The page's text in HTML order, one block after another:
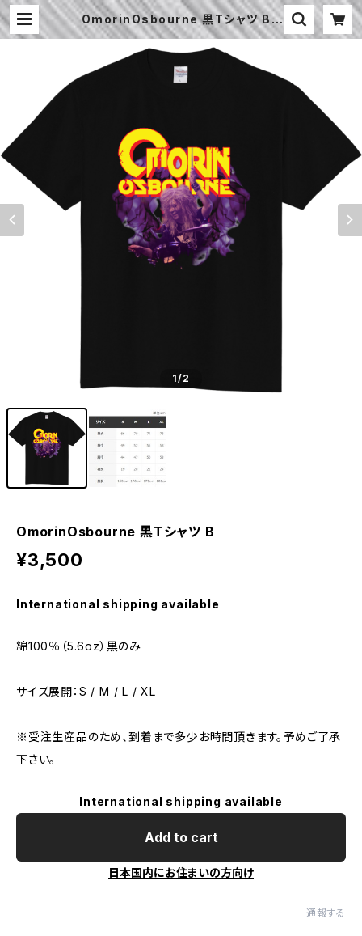
OmorinOsbourne 黒Tシャツ B |
LIVE HOUSE CRESCENDO
1/2
OmorinOsbourne 黒Tシャツ B
¥3,500
International shipping available
綿100％（5.6oz）黒のみ
サイズ展開：S / M / L / XL
※受注生産品のため、到着まで多少お時間頂きます。予めご了承
下さい。
International shipping available
Add to cart
日本国内にお住まいの方向け
通報する